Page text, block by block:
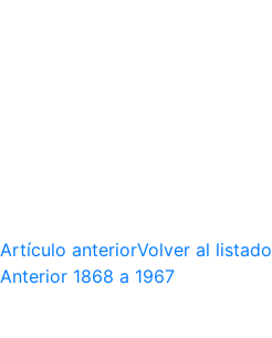
Artículo anteriorVolver al listado
Anterior 1868 a 1967